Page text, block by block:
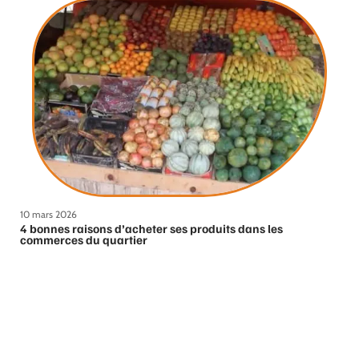
10 mars 2026
4 bonnes raisons d’acheter ses produits dans les
commerces du quartier